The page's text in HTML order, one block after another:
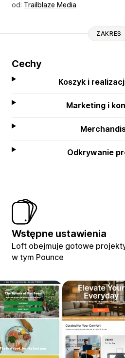
od: Trailblaze Media
ZAKRES
Cechy
Koszyk i
Marketing i
Odkrywanie
Wstępne ustawienia
Loft obejmuje gotowe
w tym Pounce